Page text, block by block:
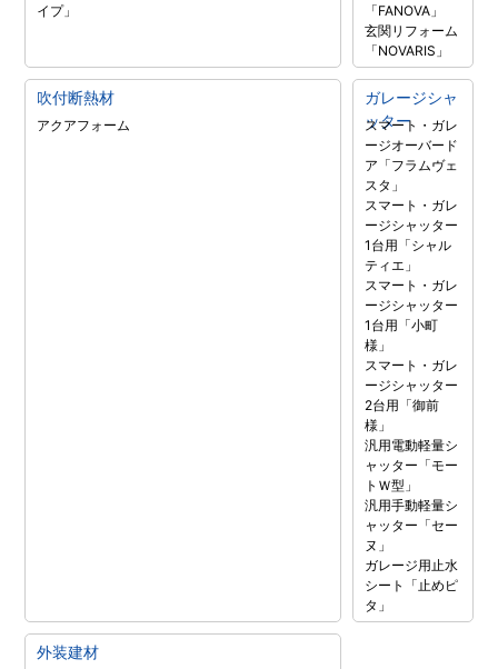
イプ」
「FANOVA」
玄関リフォーム
「NOVARIS」
吹付断熱材
アクアフォーム
ガレージシャ
ッター
スマート・ガレ
ージオーバード
ア「フラムヴェ
スタ」
スマート・ガレ
ージシャッター
1台用「シャル
ティエ」
スマート・ガレ
ージシャッター
1台用「小町
様」
スマート・ガレ
ージシャッター
2台用「御前
様」
汎用電動軽量シ
ャッター「モー
トＷ型」
汎用手動軽量シ
ャッター「セー
ヌ」
ガレージ用止水
シート「止めピ
タ」
外装建材